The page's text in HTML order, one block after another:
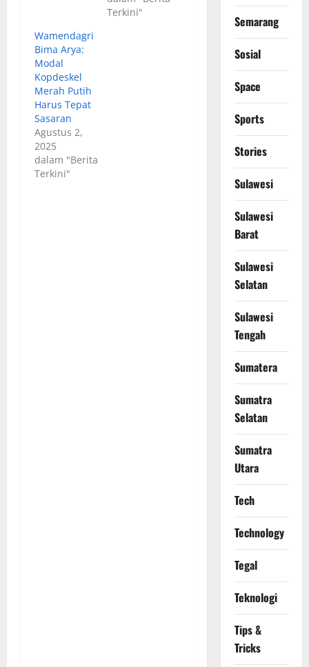
Terkini"
Wamendagri
Bima Arya:
Modal
Kopdeskel
Merah Putih
Harus Tepat
Sasaran
Agustus 2,
2025
dalam "Berita
Terkini"
Semarang
Sosial
Space
Sports
Stories
Sulawesi
Sulawesi
Barat
Sulawesi
Selatan
Sulawesi
Tengah
Sumatera
Sumatra
Selatan
Sumatra
Utara
Tech
Technology
Tegal
Teknologi
Tips &
Tricks